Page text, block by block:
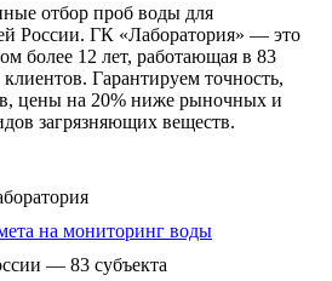
отбор проб воды для
России. ГК «Лаборатория» — это
более 12 лет, работающая в 83
Гарантируем точность,
цены на 20% ниже рыночных и
загрязняющих веществ.
на мониторинг воды
— 83 субъекта